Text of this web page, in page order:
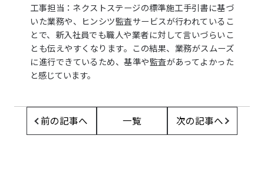
工事担当：ネクストステージの標準施工手引書に基づ
いた業務や、ヒンシツ監査サービスが行われているこ
とで、新入社員でも職人や業者に対して言いづらいこ
とも伝えやすくなります。この結果、業務がスムーズ
に進行できているため、基準や監査があってよかった
と感じています。
前の記事へ 一覧 次の記事へ